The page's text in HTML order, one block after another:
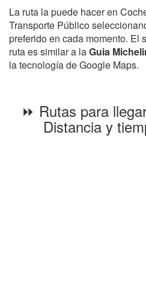
La ruta la puede hacer en
Transporte Público
preferido en cada momento. El
ruta es similar a laGuia
la tecnología de Google Maps.
⏩ Rutas para
Distancia y